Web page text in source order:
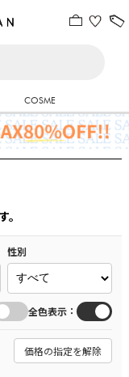
COSME
。
性別
全色表示 ：
価格の指定を解除